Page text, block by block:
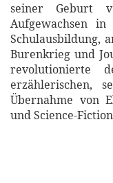
seiner Geburt
Aufgewachsen in
Schulausbildung,
Burenkrieg und
revolutionierte
erzählerischen,
Übernahme von
und Science-